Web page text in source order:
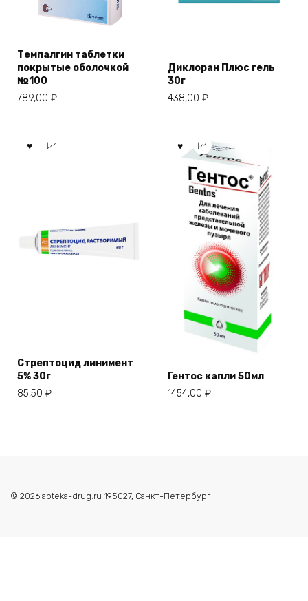
Темпалгин таблетки
покрытые оболочкой
№100
789,00 ₽
Диклоран Плюс гель
30г
438,00 ₽
Стрептоцид линимент
5% 30г
85,50 ₽
Гентос капли 50мл
1454,00 ₽
© 2026 apteka-drug.ru 195027, Санкт-Петербург